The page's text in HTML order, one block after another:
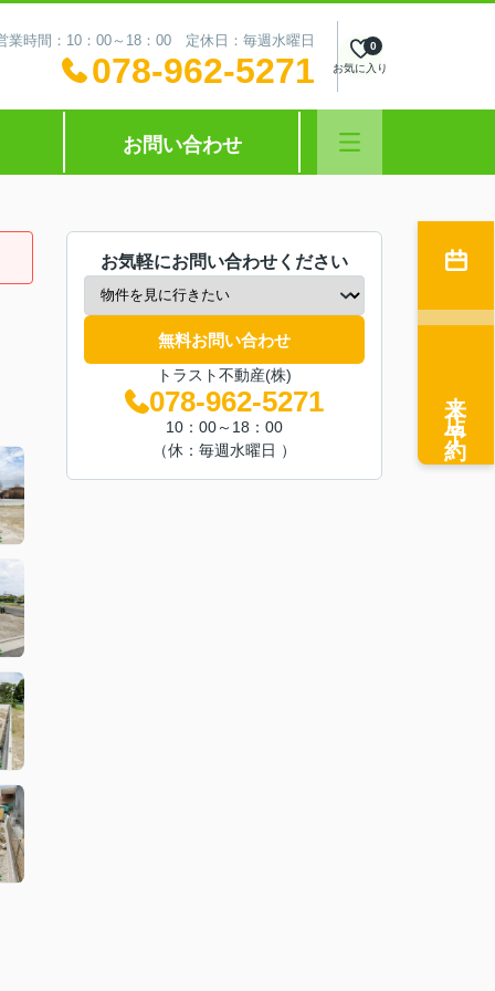
業時間：10：00～18：00 定休日：毎週水曜日
078-962-5271 お気に入り
0
お問い合わせ
お気軽にお問い合わせください
無料お問い合わせ
トラスト不動産(株)
078-962-5271
10：00～18：00
（休：毎週水曜日 ）
来店予約